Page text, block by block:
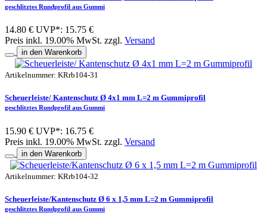
geschlitztes Rundprofil aus Gummi
14.80 € UVP*: 15.75 €
Preis inkl. 19.00% MwSt. zzgl. Versand
in den Warenkorb
Artikelnummer: KRrb104-31
Scheuerleiste/ Kantenschutz Ø 4x1 mm L=2 m Gummiprofil
geschlitztes Rundprofil aus Gummi
15.90 € UVP*: 16.75 €
Preis inkl. 19.00% MwSt. zzgl. Versand
in den Warenkorb
Artikelnummer: KRrb104-32
Scheuerleiste/Kantenschutz Ø 6 x 1,5 mm L=2 m Gummiprofil
geschlitztes Rundprofil aus Gummi